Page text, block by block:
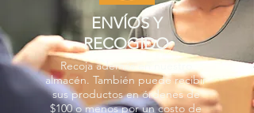
ENVÍOS Y
RECOGIDO
Recoja además en nuestro
almacén. También puede recibir
sus productos en órdenes de
$100 o menos por un costo de